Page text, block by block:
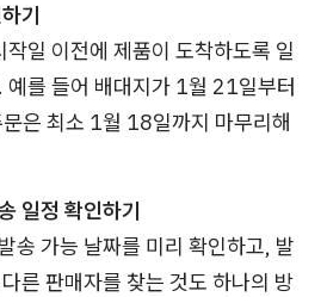
기
일 이전에 제품이 도착하도록 일
예를 들어 배대지가 1월 21일부터
은 최소 1월 18일까지 마무리해
일정 확인하기
송 가능 날짜를 미리 확인하고, 발
른 판매자를 찾는 것도 하나의 방